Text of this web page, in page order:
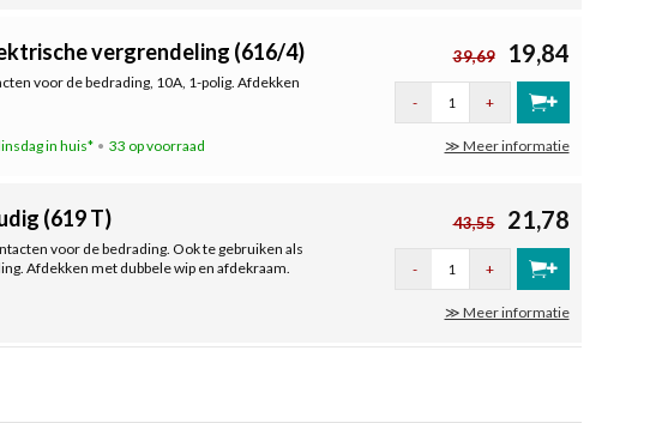
vergrendeling (616/4)
voor de bedrading, 10A, 1-polig. Afdekken
in huis* 33 op voorraad
39,69 19,84
- +
≫ Meer informatie
(619 T)
voor de bedrading. Ook te gebruiken als
Afdekken met dubbele wip en afdekraam.
43,55 21,78
- +
≫ Meer informatie